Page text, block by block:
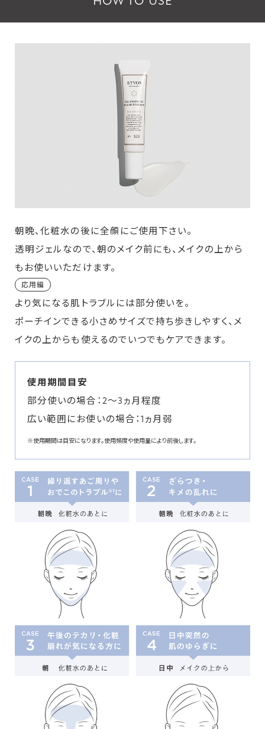
朝晩、化粧水の後に全顔にご使用下さい。
透明ジェルなので、朝のメイク前にも、メイクの上から
もお使いいただけます。
応用編
より気になる肌トラブルには部分使いを。
ポーチインできる小さめサイズで持ち歩きしやすく、メ
イクの上からも使えるのでいつでもケアできます。
使用期間目安
部分使いの場合：2～3ヵ月程度
広い範囲にお使いの場合：1ヵ月弱
※使用期間は目安になります。使用頻度や使用量により前後します。